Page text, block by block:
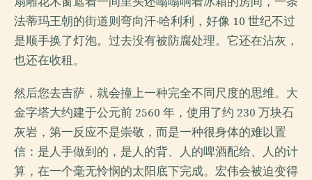
法蒂玛王朝的街道则弯向汗·哈利利，好像 10 世纪不过
是顺手换了灯泡。过去没有被防腐处理。它还在沾灰，
也还在收租。
然后您去吉萨，就会撞上一种完全不同尺度的思维。大
金字塔大约建于公元前 2560 年，使用了约 230 万块石
灰岩，第一反应不是崇敬，而是一种很身体的难以置
信：是人手做到的，是人的背、人的啤酒配给、人的计
算，在一个毫无怜悯的太阳底下完成。宏伟会被迫变得